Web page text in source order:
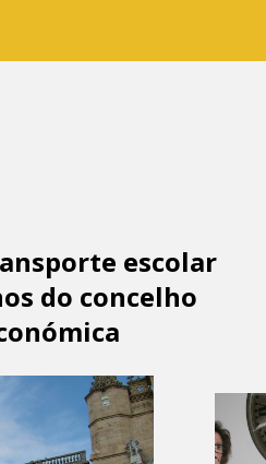
escolar
do concelho